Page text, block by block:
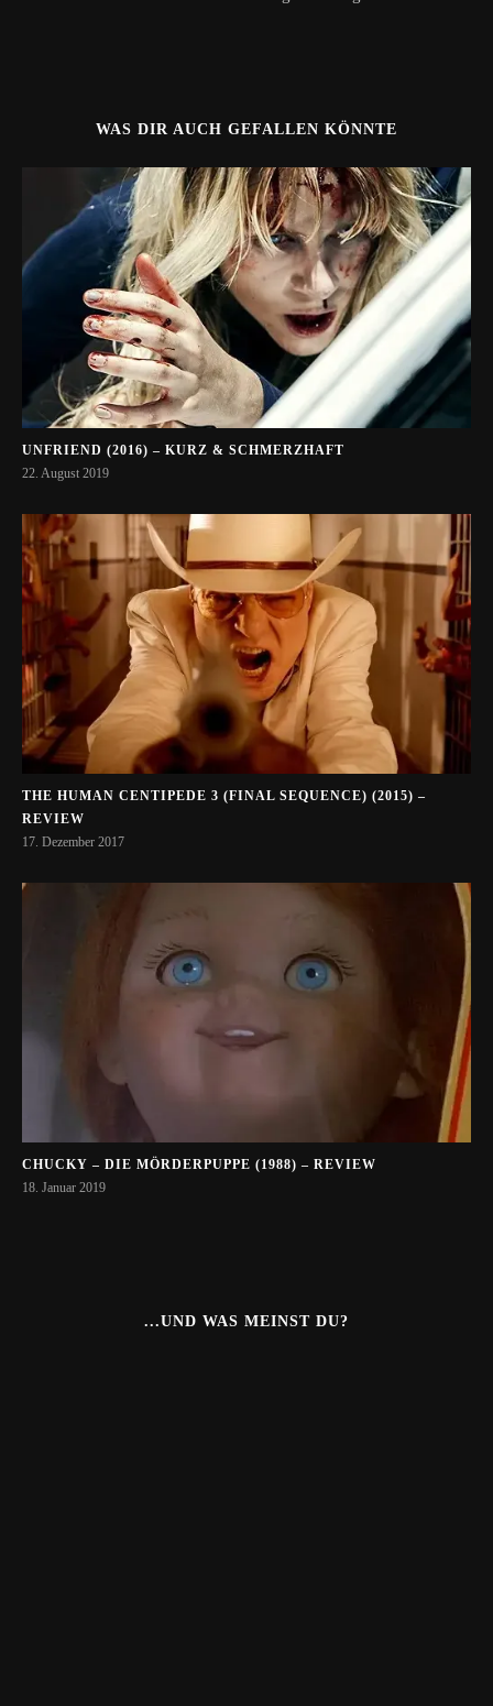
WAS DIR AUCH GEFALLEN KÖNNTE
UNFRIEND (2016) – KURZ & SCHMERZHAFT
22. August 2019
THE HUMAN CENTIPEDE 3 (FINAL SEQUENCE) (2015) –
REVIEW
17. Dezember 2017
CHUCKY – DIE MÖRDERPUPPE (1988) – REVIEW
18. Januar 2019
...UND WAS MEINST DU?